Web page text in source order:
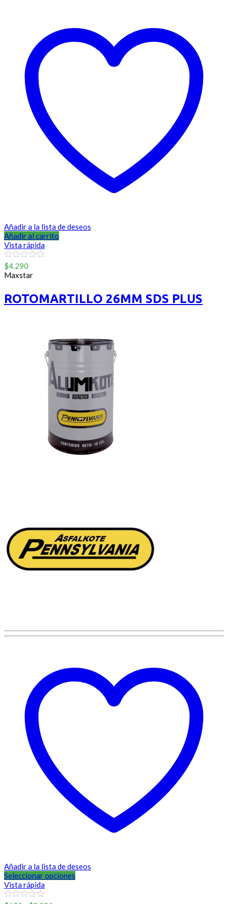
Añadir a la lista de deseos
Añadir al carrito
Vista rápida
0
out
of
$4.290
Maxstar
ROTOMARTILLO 26MM SDS PLUS
Añadir a la lista de deseos
Seleccionar opciones
Vista rápida